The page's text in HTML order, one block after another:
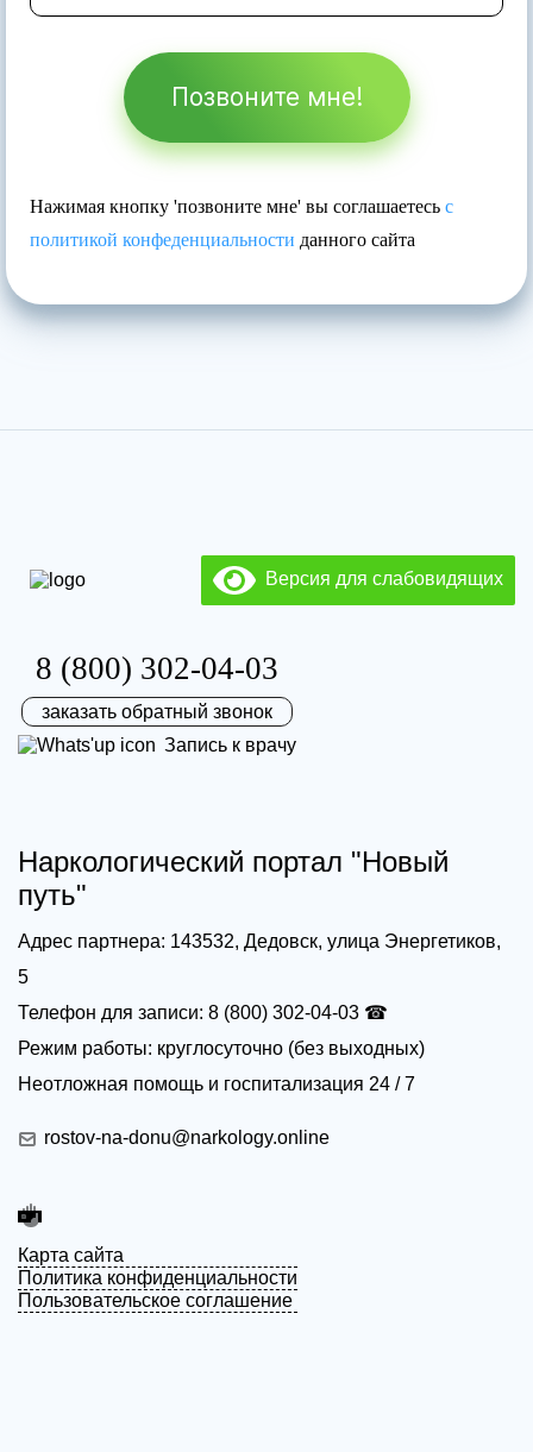
Позвоните мне!
Нажимая кнопку 'позвоните мне' вы соглашаетесь с
политикой конфеденциальности данного сайта
Версия для слабовидящих
8 (800) 302-04-03
заказать обратный звонок
Запись к врачу
Наркологический портал "Новый
путь"
Адрес партнера: 143532, Дедовск, улица Энергетиков,
5
Телефон для записи: 8 (800) 302-04-03 ☎
Режим работы: круглосуточно (без выходных)
Неотложная помощь и госпитализация 24 / 7
rostov-na-donu@narkology.online
Карта сайта
Политика конфиденциальности
Пользовательское соглашение